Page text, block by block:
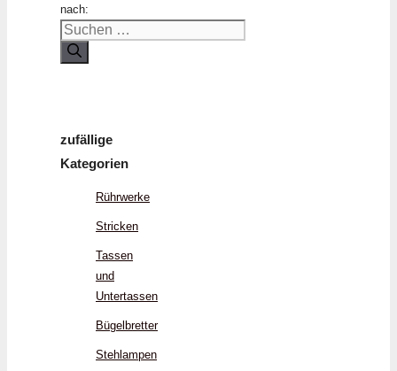
nach:
zufällige
Kategorien
Rührwerke
Stricken
Tassen
und
Untertassen
Bügelbretter
Stehlampen